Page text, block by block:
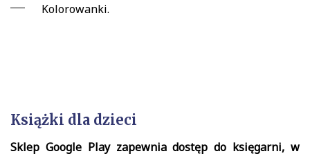
Kolorowanki.
Książki dla dzieci
Sklep Google Play zapewnia dostęp do księgarni, w